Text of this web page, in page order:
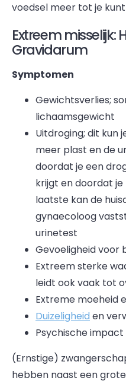
voedsel meer tot je
Extreem misselijk:
Gravidarum
Symptomen
Gewichtsverlies;
lichaamsgewicht
Uitdroging; dit kun
meer plast en de
doordat je een
krijgt en doordat je
laatste kan de
gynaecoloog
urinetest
Gevoeligheid voor
Extreem sterke
leidt ook vaak tot
Extreme moeheid
Duizeligheid en
Psychische
(Ernstige)
hebben naast een